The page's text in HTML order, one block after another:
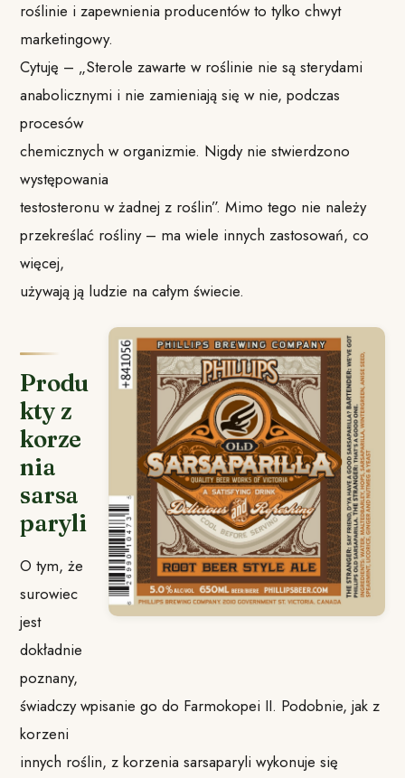
roślinie i zapewnienia producentów to tylko chwyt
marketingowy.
Cytuję – „Sterole zawarte w roślinie nie są sterydami
anabolicznymi i nie zamieniają się w nie, podczas
procesów
chemicznych w organizmie. Nigdy nie stwierdzono
występowania
testosteronu w żadnej z roślin”. Mimo tego nie należy
przekreślać rośliny – ma wiele innych zastosowań, co
więcej,
używają ją ludzie na całym świecie.
Produ
kty z
korze
nia
sarsa
paryli
O tym, że
surowiec
jest
dokładnie
poznany,
świadczy wpisanie go do Farmokopei II. Podobnie, jak z
korzeni
innych roślin, z korzenia sarsaparyli wykonuje się